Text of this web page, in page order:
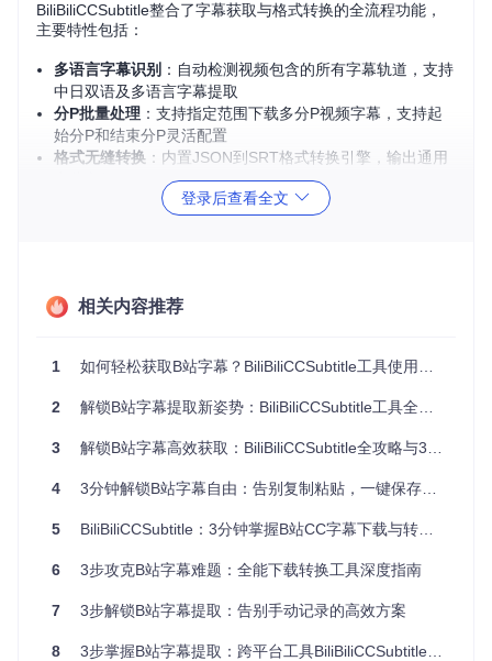
BiliBiliCCSubtitle整合了字幕获取与格式转换的全流程功能，
主要特性包括：
多语言字幕识别 ：自动检测视频包含的所有字幕轨道，支持
中日双语及多语言字幕提取
分P批量处理 ：支持指定范围下载多分P视频字幕，支持起
始分P和结束分P灵活配置
格式无缝转换 ：内置JSON到SRT格式转换引擎，输出通用
：完美适配国内版与国际版B站视频链接解析
适用场景分析：满足不同用户需求
语言学习辅助：提取双语字幕进行对照学习，提升外语听力
理解能力
内容创作者
素材二次加工
：获取字幕文本进行内容改编和创意创作
多平台分发：将B站字幕转换为标准格式用于其他视频平台
发布
研究人员
：批量获取特定领域视频字幕进行文本分析
：建立专业领域语料库，支持学术研究工作
系统要求
登录后查看全文
相关内容推荐
1 如何轻松获取B站字幕？BiliBiliCCSubtitle工具使用指南
2 解锁B站字幕提取新姿势：BiliBiliCCSubtitle工具全方位应用指南
3 解锁B站字幕高效获取：BiliBiliCCSubtitle全攻略与3大应用场景解析
4 3分钟解锁B站字幕自由：告别复制粘贴，一键保存所有视频字幕
5 BiliBiliCCSubtitle：3分钟掌握B站CC字幕下载与转换神器
6 3步攻克B站字幕难题：全能下载转换工具深度指南
7 3步解锁B站字幕提取：告别手动记录的高效方案
8 3步掌握B站字幕提取：跨平台工具BiliBiliCCSubtitle零基础指南